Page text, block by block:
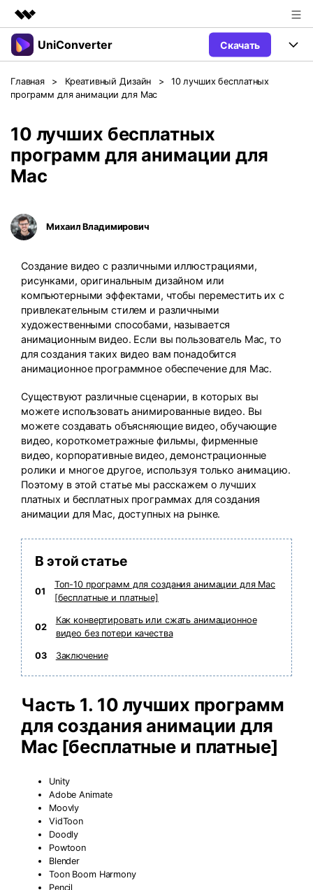
Рекомендуемые продукты
Управление данными
Бизнес
Решения
Новости
Покупка
Поддержка
UniConverter Скачать
Продукты
UniConverter для Windows
Mac
Видео/Аудио
AI функции
Больше инструментов
Руководство
Блог
Пользователи DVD
Креативный Дизайн
Фотография
Пользователи Фильмов
НАЙДИТЕ БОЛЬШЕ РЕШЕНИЙ
Поддержка
Контактная
Поддержка
Вся информация, необходимая для
использования UniConverter.
Технические
Характеристики
Полный список поддерживаемых форматов,
устройств и графических процессоров.
Что Нового
КУПИТЬ Sign In
search
Главная > Креативный Дизайн >
10 лучших бесплатных
программ для анимации для Mac
10 лучших бесплатных
программ для анимации для
Mac
Михаил Владимирович
Создание видео с различными иллюстрациями,
рисунками, оригинальным дизайном или
компьютерными эффектами, чтобы переместить их с
привлекательным стилем и различными
художественными способами, называется
анимационным видео. Если вы пользователь Mac, то
для создания таких видео вам понадобится
анимационное программное обеспечение для Mac.
Существуют различные сценарии, в которых вы
можете использовать анимированные видео. Вы
можете создавать объясняющие видео, обучающие
видео, короткометражные фильмы, фирменные
видео, корпоративные видео, демонстрационные
ролики и многое другое, используя только анимацию.
Поэтому в этой статье мы расскажем о лучших
платных и бесплатных программах для создания
анимации для Mac, доступных на рынке.
В этой статье
01
Топ-10 программ для создания анимации для Mac
[бесплатные и платные]
02
Как конвертировать или сжать анимационное
видео без потери качества
03 Заключение
Часть 1. 10 лучших программ
для создания анимации для
Mac [бесплатные и платные]
Unity
Adobe Animate
Moovly
VidToon
Doodly
Powtoon
Blender
Toon Boom Harmony
Pencil